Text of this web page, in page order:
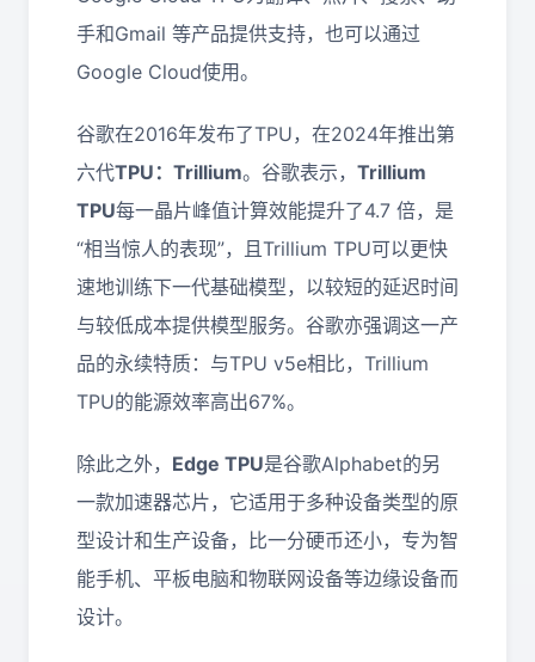
手和Gmail 等产品提供支持，也可以通过
Google Cloud使用。
谷歌在2016年发布了TPU，在2024年推出第
六代TPU：Trillium。谷歌表示， Trillium
TPU每一晶片峰值计算效能提升了4.7 倍，是
“相当惊人的表现”，且Trillium TPU可以更快
速地训练下一代基础模型，以较短的延迟时间
与较低成本提供模型服务。谷歌亦强调这一产
品的永续特质：与TPU v5e相比，Trillium
TPU的能源效率高出67%。
除此之外， Edge TPU是谷歌Alphabet的另
一款加速器芯片，它适用于多种设备类型的原
型设计和生产设备，比一分硬币还小，专为智
能手机、平板电脑和物联网设备等边缘设备而
设计。